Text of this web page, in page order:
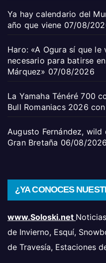
Ya hay calendario del
año que viene 07/08/
Haro: «A Ogura sí que
necesario para batirse
Márquez» 07/08/2026
La Yamaha Ténéré 700
Bull Romaniacs 2026
Augusto Fernández, wild
Gran Bretaña 06/08/2026
¿YA CONOCES
www.Soloski.net
de Invierno, Esquí,
de Travesía, Estaciones